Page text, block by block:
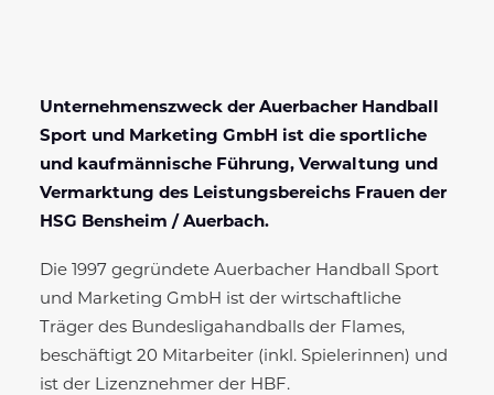
Unternehmenszweck der Auerbacher Handball
Sport und Marketing GmbH ist die sportliche
und kaufmännische Führung, Verwaltung und
Vermarktung des Leistungsbereichs Frauen der
HSG Bensheim / Auerbach.
Die 1997 gegründete Auerbacher Handball Sport
und Marketing GmbH ist der wirtschaftliche
Träger des Bundesligahandballs der Flames,
beschäftigt 20 Mitarbeiter (inkl. Spielerinnen) und
ist der Lizenznehmer der HBF.